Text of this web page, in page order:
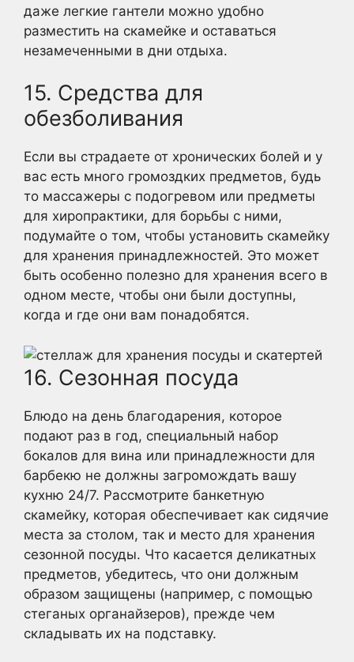
даже легкие гантели можно удобно
разместить на скамейке и оставаться
незамеченными в дни отдыха.
15. Средства для
обезболивания
Если вы страдаете от хронических болей и у
вас есть много громоздких предметов, будь
то массажеры с подогревом или предметы
для хиропрактики, для борьбы с ними,
подумайте о том, чтобы установить скамейку
для хранения принадлежностей. Это может
быть особенно полезно для хранения всего в
одном месте, чтобы они были доступны,
когда и где они вам понадобятся.
16. Сезонная посуда
Блюдо на день благодарения, которое
подают раз в год, специальный набор
бокалов для вина или принадлежности для
барбекю не должны загромождать вашу
кухню 24/7. Рассмотрите банкетную
скамейку, которая обеспечивает как сидячие
места за столом, так и место для хранения
сезонной посуды. Что касается деликатных
предметов, убедитесь, что они должным
образом защищены (например, с помощью
стеганых органайзеров), прежде чем
складывать их на подставку.